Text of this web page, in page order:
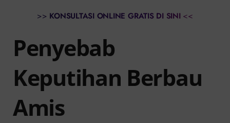
>> KONSULTASI ONLINE GRATIS DI SINI <<
Penyebab
Keputihan Berbau
Amis